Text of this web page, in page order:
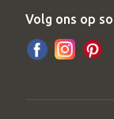
Volg ons op